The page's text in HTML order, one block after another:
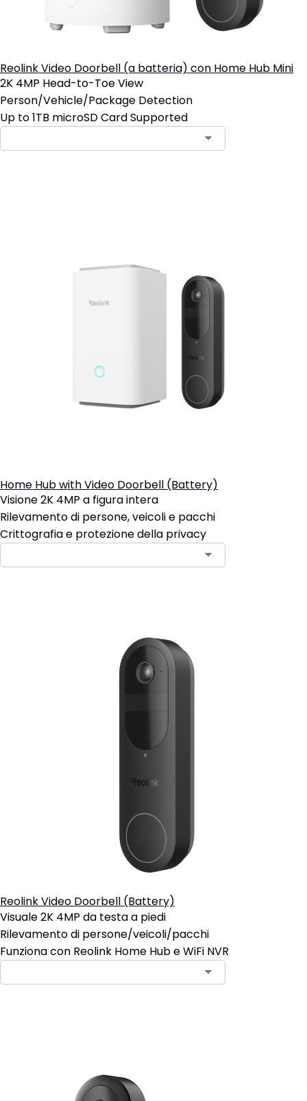
Reolink Video Doorbell (a batteria) con Home Hub Mini
2K 4MP Head-to-Toe View
Person/Vehicle/Package Detection
Up to 1TB microSD Card Supported
Home Hub with Video Doorbell (Battery)
Visione 2K 4MP a figura intera
Rilevamento di persone, veicoli e pacchi
Crittografia e protezione della privacy
Reolink Video Doorbell (Battery)
Visuale 2K 4MP da testa a piedi
Rilevamento di persone/veicoli/pacchi
Funziona con Reolink Home Hub e WiFi NVR